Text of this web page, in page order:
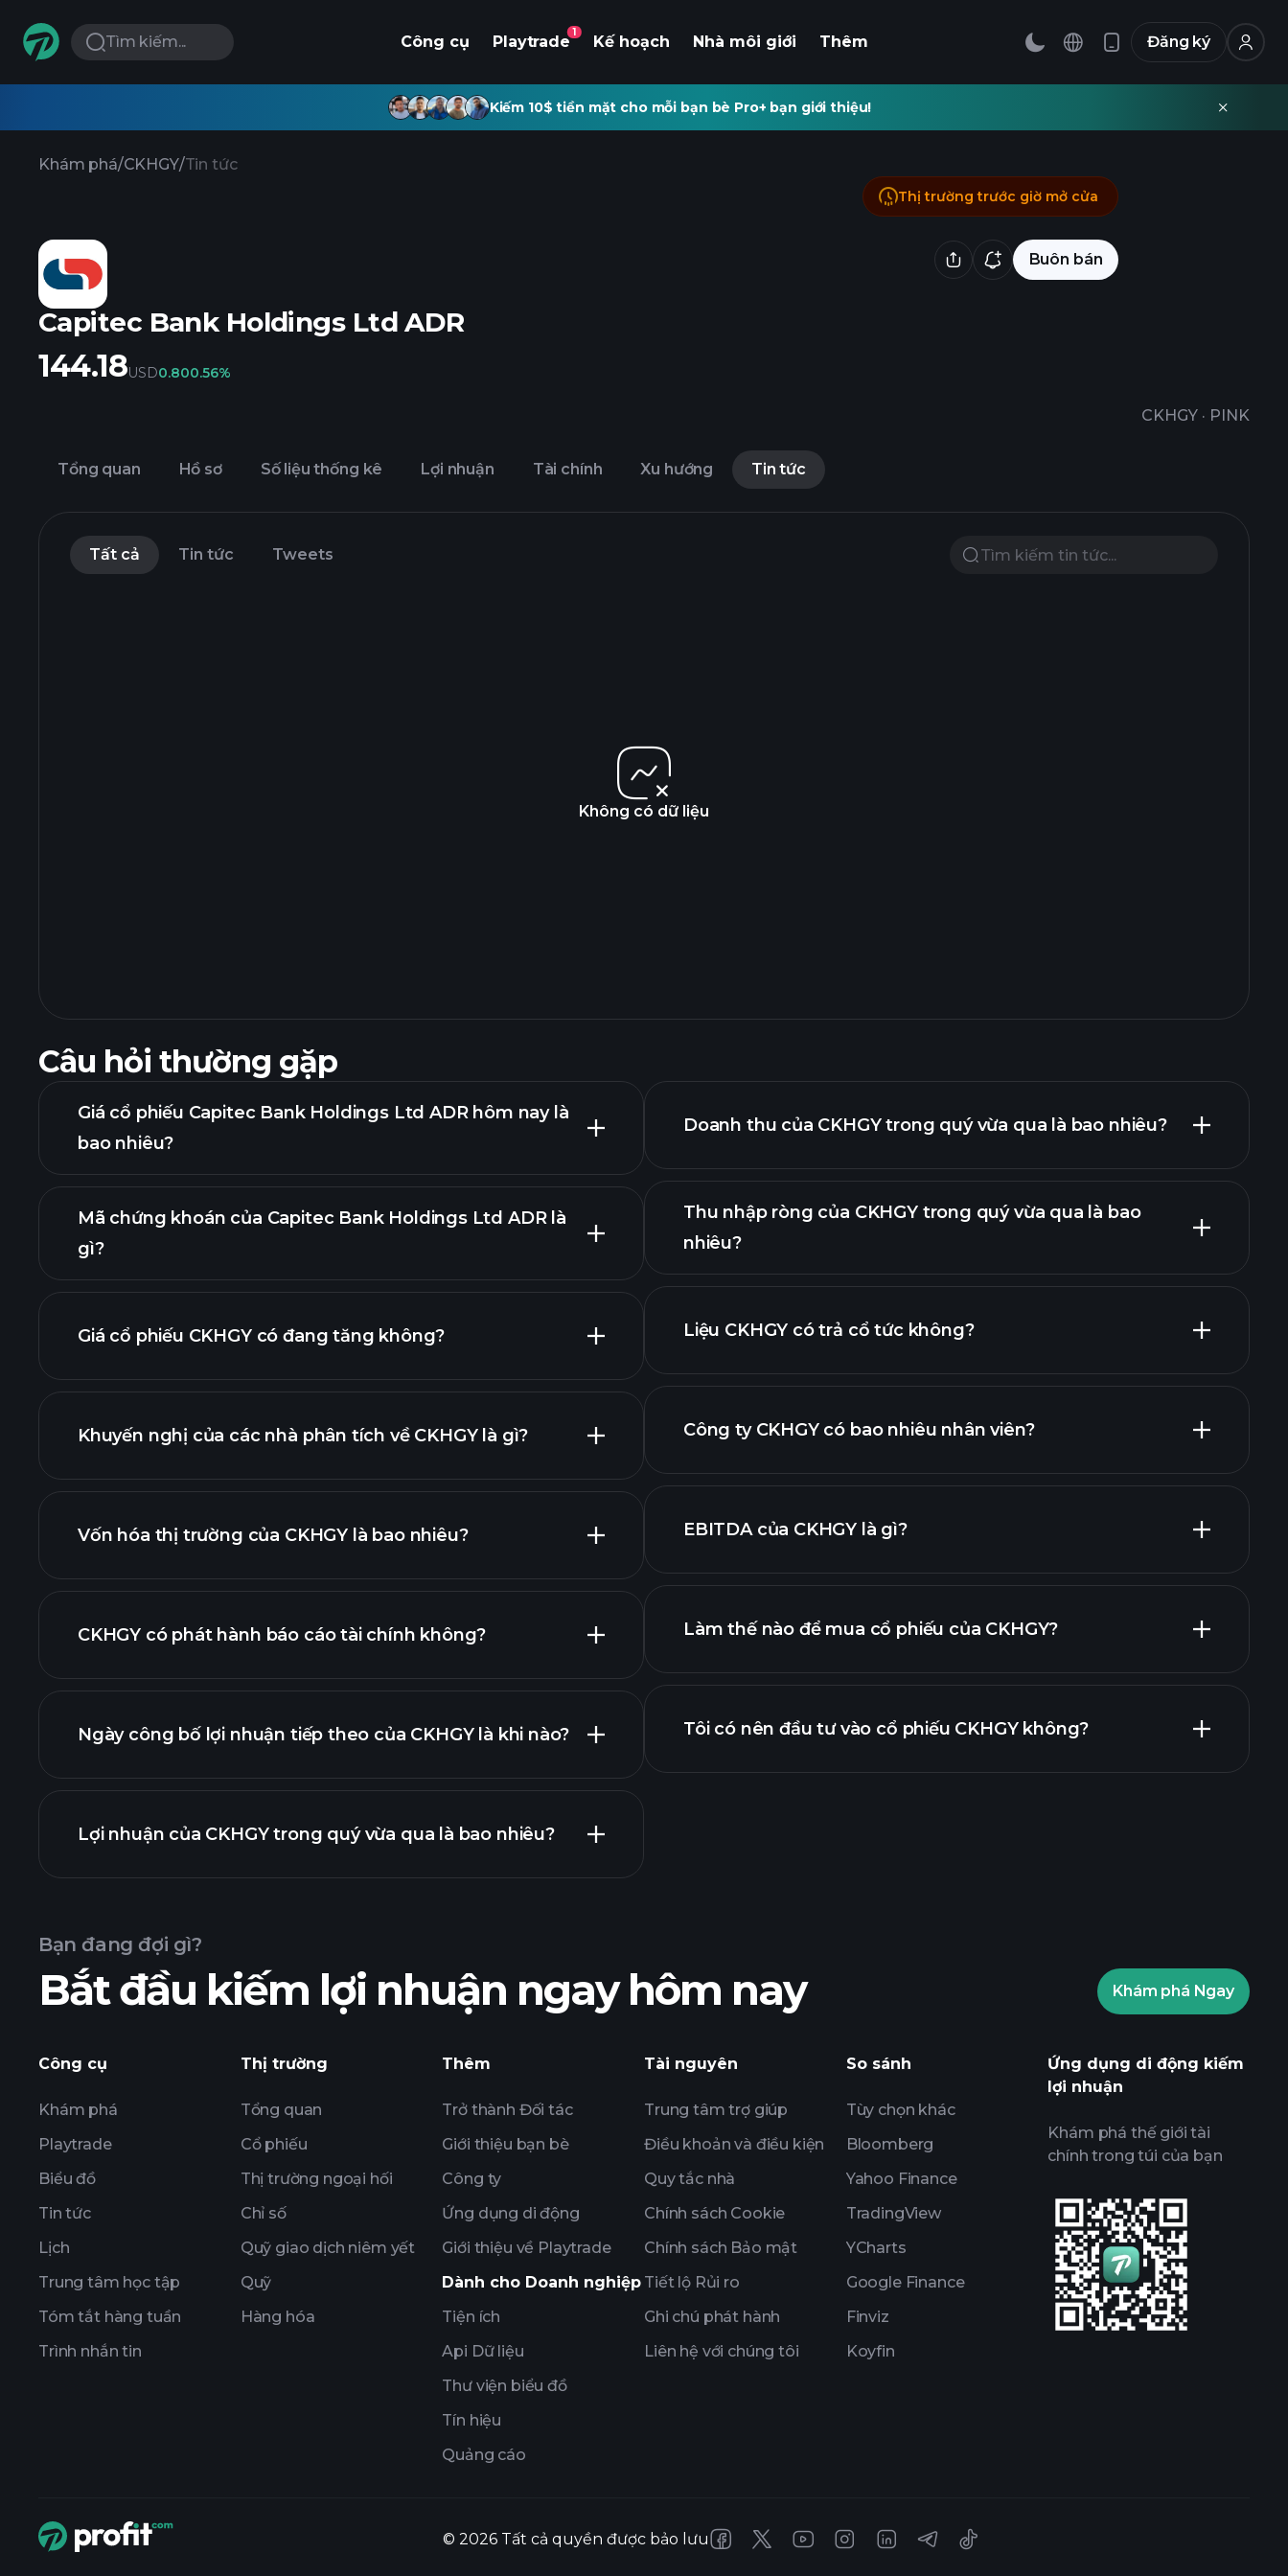
Tìm kiếm... Công cụ Playtrade
1
Kế hoạch Nhà môi giới Thêm Đăng ký
Kiếm 10$ tiền mặt cho mỗi bạn bè Pro+ bạn giới thiệu!
Khám phá/CKHGY/Tin tức
Buôn bán
Capitec Bank Holdings Ltd ADR
CKHGY · PINK
Thị trường trước giờ mở cửa
144.18USD0.800.56%
Tổng quan Hồ sơ Số liệu thống kê Lợi nhuận Tài chính Xu hướng Tin tức
Tất cả Tin tức Tweets
Không có dữ liệu
Câu hỏi thường gặp
Giá cổ phiếu Capitec Bank Holdings Ltd ADR hôm nay là
bao nhiêu?
biểu đồ nâng cao
Mã chứng khoán của Capitec Bank Holdings Ltd ADR là
gì?
Giá cổ phiếu CKHGY có đang tăng không?
Khuyến nghị của các nhà phân tích về CKHGY là gì?
Vốn hóa thị trường của CKHGY là bao nhiêu?
danh sách cổ phiếu của chúng tôi
CKHGY có phát hành báo cáo tài chính không?
tài chính của CKHGY
Ngày công bố lợi nhuận tiếp theo của CKHGY là khi nào?
Lịch công bố lợi nhuận
Lợi nhuận của CKHGY trong quý vừa qua là bao nhiêu?
lợi nhuận của CKHGY
Doanh thu của CKHGY trong quý vừa qua là bao nhiêu?
báo cáo tài chính
Thu nhập ròng của CKHGY trong quý vừa qua là bao
nhiêu?
báo cáo tài chính
Liệu CKHGY có trả cổ tức không?
Công ty CKHGY có bao nhiêu nhân viên?
nhà tuyển
EBITDA của CKHGY là gì?
báo cáo tài chính
Làm thế nào để mua cổ phiếu của CKHGY?
Tôi có nên đầu tư vào cổ phiếu CKHGY không?
Playtrade Tournaments
các thông tin thị trường
Các Danh mục
Bạn đang đợi gì?
Bắt đầu kiếm lợi nhuận ngay hôm nay Khám phá Ngay
Công cụ
Khám phá
Playtrade
Biểu đồ
Tin tức
Lịch
Trung tâm học tập
Tóm tắt hàng tuần
Trình nhắn tin
Thị trường
Tổng quan
Cổ phiếu
Thị trường ngoại hối
Chỉ số
Quỹ giao dịch niêm yết
Quỹ
Hàng hóa
Thêm
Trở thành Đối tác
Giới thiệu bạn bè
Công ty
Ứng dụng di động
Giới thiệu về Playtrade
Dành cho Doanh nghiệp
Tiện ích
Api Dữ liệu
Thư viện biểu đồ
Tín hiệu
Quảng cáo
Tài nguyên
Trung tâm trợ giúp
Điều khoản và điều kiện
Quy tắc nhà
Chính sách Cookie
Chính sách Bảo mật
Tiết lộ Rủi ro
Ghi chú phát hành
Liên hệ với chúng tôi
So sánh
Tùy chọn khác
Bloomberg
Yahoo Finance
TradingView
YCharts
Google Finance
Finviz
Koyfin
Ứng dụng di động kiếm
lợi nhuận
Khám phá thế giới tài
chính trong túi của bạn
© 2026 Tất cả quyền được bảo lưu